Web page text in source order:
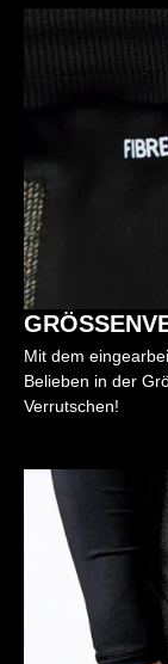
Mit dem
Belieben in der
Verrutschen!